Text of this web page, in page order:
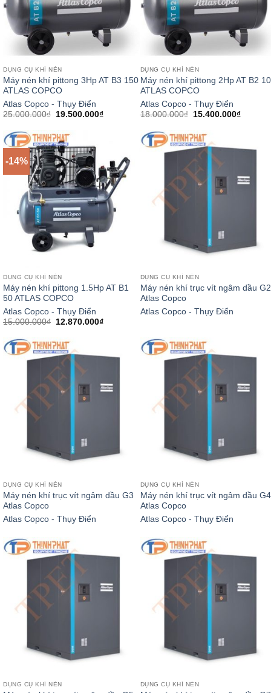
DỤNG CỤ KHÍ NÉN
Máy nén khí pittong 3Hp AT B3 150
ATLAS COPCO
Atlas Copco - Thụy Điển
25.000.000₫ Giá
25.000.000₫.
19.500.000₫Giá
19.500.000₫.
DỤNG CỤ KHÍ NÉN
Máy nén khí pittong 2Hp AT B2
ATLAS COPCO
Atlas Copco - Thụy Điển
18.000.000₫
Giá
18.000.000₫.
15.400.000₫Giá
-14%
DỤNG CỤ KHÍ NÉN
Máy nén khí pittong 1.5Hp AT B1
50 ATLAS COPCO
Atlas Copco - Thụy Điển
15.000.000₫ Giá
15.000.000₫.
12.870.000₫Giá
12.870.000₫.
DỤNG CỤ KHÍ NÉN
Máy nén khí trục vít ngâm dầu G2
Atlas Copco
Atlas Copco - Thụy Điển
DỤNG CỤ KHÍ NÉN
Máy nén khí trục vít ngâm dầu G3
Atlas Copco
Atlas Copco - Thụy Điển
DỤNG CỤ KHÍ NÉN
Máy nén khí trục vít ngâm dầu G4
Atlas Copco
Atlas Copco - Thụy Điển
DỤNG CỤ KHÍ NÉN DỤNG CỤ KHÍ NÉN